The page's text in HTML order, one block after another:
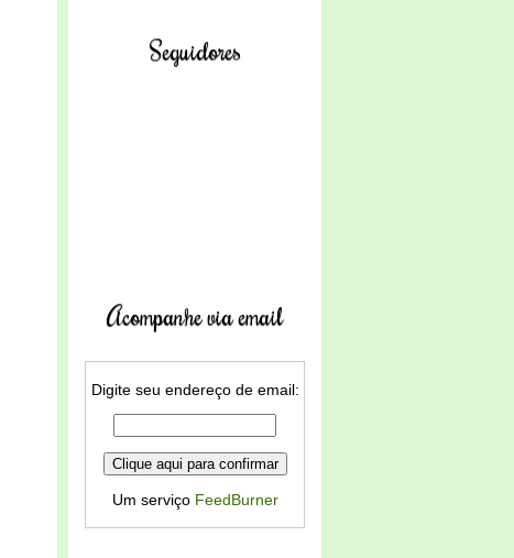
Seguidores
Acompanhe via email
Digite seu endereço de email:
Um serviço FeedBurner